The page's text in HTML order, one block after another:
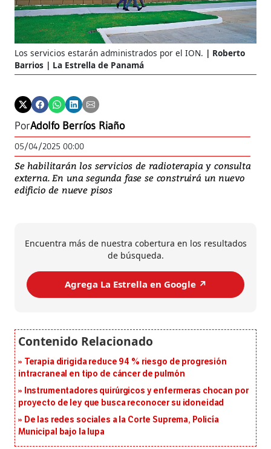
Los servicios estarán administrados por el ION.
Roberto
Barrios | La Estrella de Panamá
PorAdolfo Berríos Riaño
05/04/2025 00:00
Se habilitarán los servicios de radioterapia y consulta
externa. En una segunda fase se construirá un nuevo
edificio de nueve pisos
Encuentra más de nuestra cobertura en los resultados
de búsqueda.
Agrega La Estrella en Google ↗️
Terapia dirigida reduce 94 % riesgo de progresión
intracraneal en tipo de cáncer de pulmón
Instrumentadores quirúrgicos y enfermeras chocan por
proyecto de ley que busca reconocer su idoneidad
De las redes sociales a la Corte Suprema, Policía
Municipal bajo la lupa